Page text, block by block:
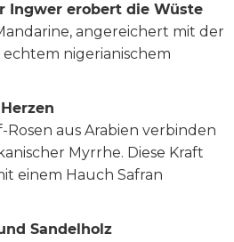
Ingwer erobert die Wüste
angereichert mit der
nigerianischem
Rosen aus Arabien verbinden
Myrrhe. Diese Kraft
einem Hauch Safran
Sandelholz